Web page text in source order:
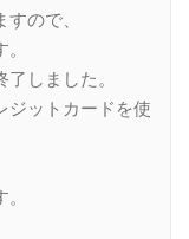
ので、
しました。
ジットカードを使